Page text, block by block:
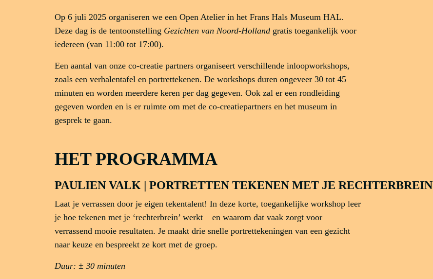
Op 6 juli 2025 organiseren we een Open Atelier in het Frans Hals Museum HAL.
Deze dag is de tentoonstelling Gezichten van Noord-Holland gratis toegankelijk voor
iedereen (van 11:00 tot 17:00).
Een aantal van onze co-creatie partners organiseert verschillende inloopworkshops,
zoals een verhalentafel en portrettekenen. De workshops duren ongeveer 30 tot 45
minuten en worden meerdere keren per dag gegeven. Ook zal er een rondleiding
gegeven worden en is er ruimte om met de co-creatiepartners en het museum in
gesprek te gaan.
HET PROGRAMMA
PAULIEN VALK | PORTRETTEN TEKENEN MET JE RECHTERBREIN
Laat je verrassen door je eigen tekentalent! In deze korte, toegankelijke workshop leer
je hoe tekenen met je ‘rechterbrein’ werkt – en waarom dat vaak zorgt voor
verrassend mooie resultaten. Je maakt drie snelle portrettekeningen van een gezicht
naar keuze en bespreekt ze kort met de groep.
Duur: ± 30 minuten